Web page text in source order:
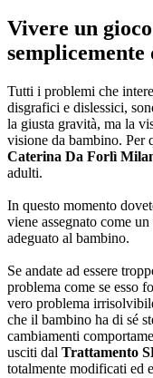
Vivere un
semplicemente
Tutti i problemi che
disgrafici e dislessici,
la giusta gravità, ma la
visione da bambino. Per
Caterina Da Forlì
adulti.
In questo momento
viene assegnato come
adeguato al bambino.
Se andate ad essere
problema come se esso
vero problema
che il bambino ha di sé
cambiamenti
usciti dal Trattamento
totalmente modificati ed